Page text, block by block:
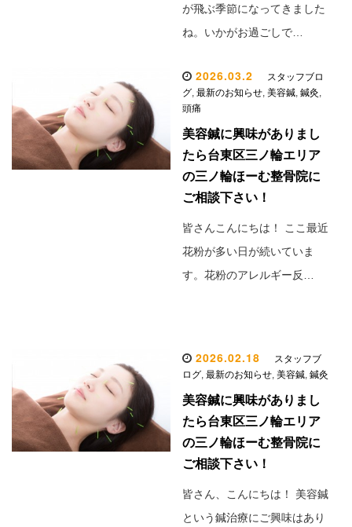
が飛ぶ季節になってきました
ね。いかがお過ごしで…
2026.03.2
スタッフブロ
グ, 最新のお知らせ, 美容鍼, 鍼灸,
頭痛
美容鍼に興味がありまし
たら台東区三ノ輪エリア
の三ノ輪ほーむ整骨院に
ご相談下さい！
皆さんこんにちは！ ここ最近
花粉が多い日が続いていま
す。花粉のアレルギー反…
2026.02.18
スタッフブ
ログ, 最新のお知らせ, 美容鍼, 鍼灸
美容鍼に興味がありまし
たら台東区三ノ輪エリア
の三ノ輪ほーむ整骨院に
ご相談下さい！
皆さん、こんにちは！ 美容鍼
という鍼治療にご興味はあり